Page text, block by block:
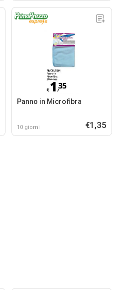
Panno in Microfibra
10 giorni €1,35